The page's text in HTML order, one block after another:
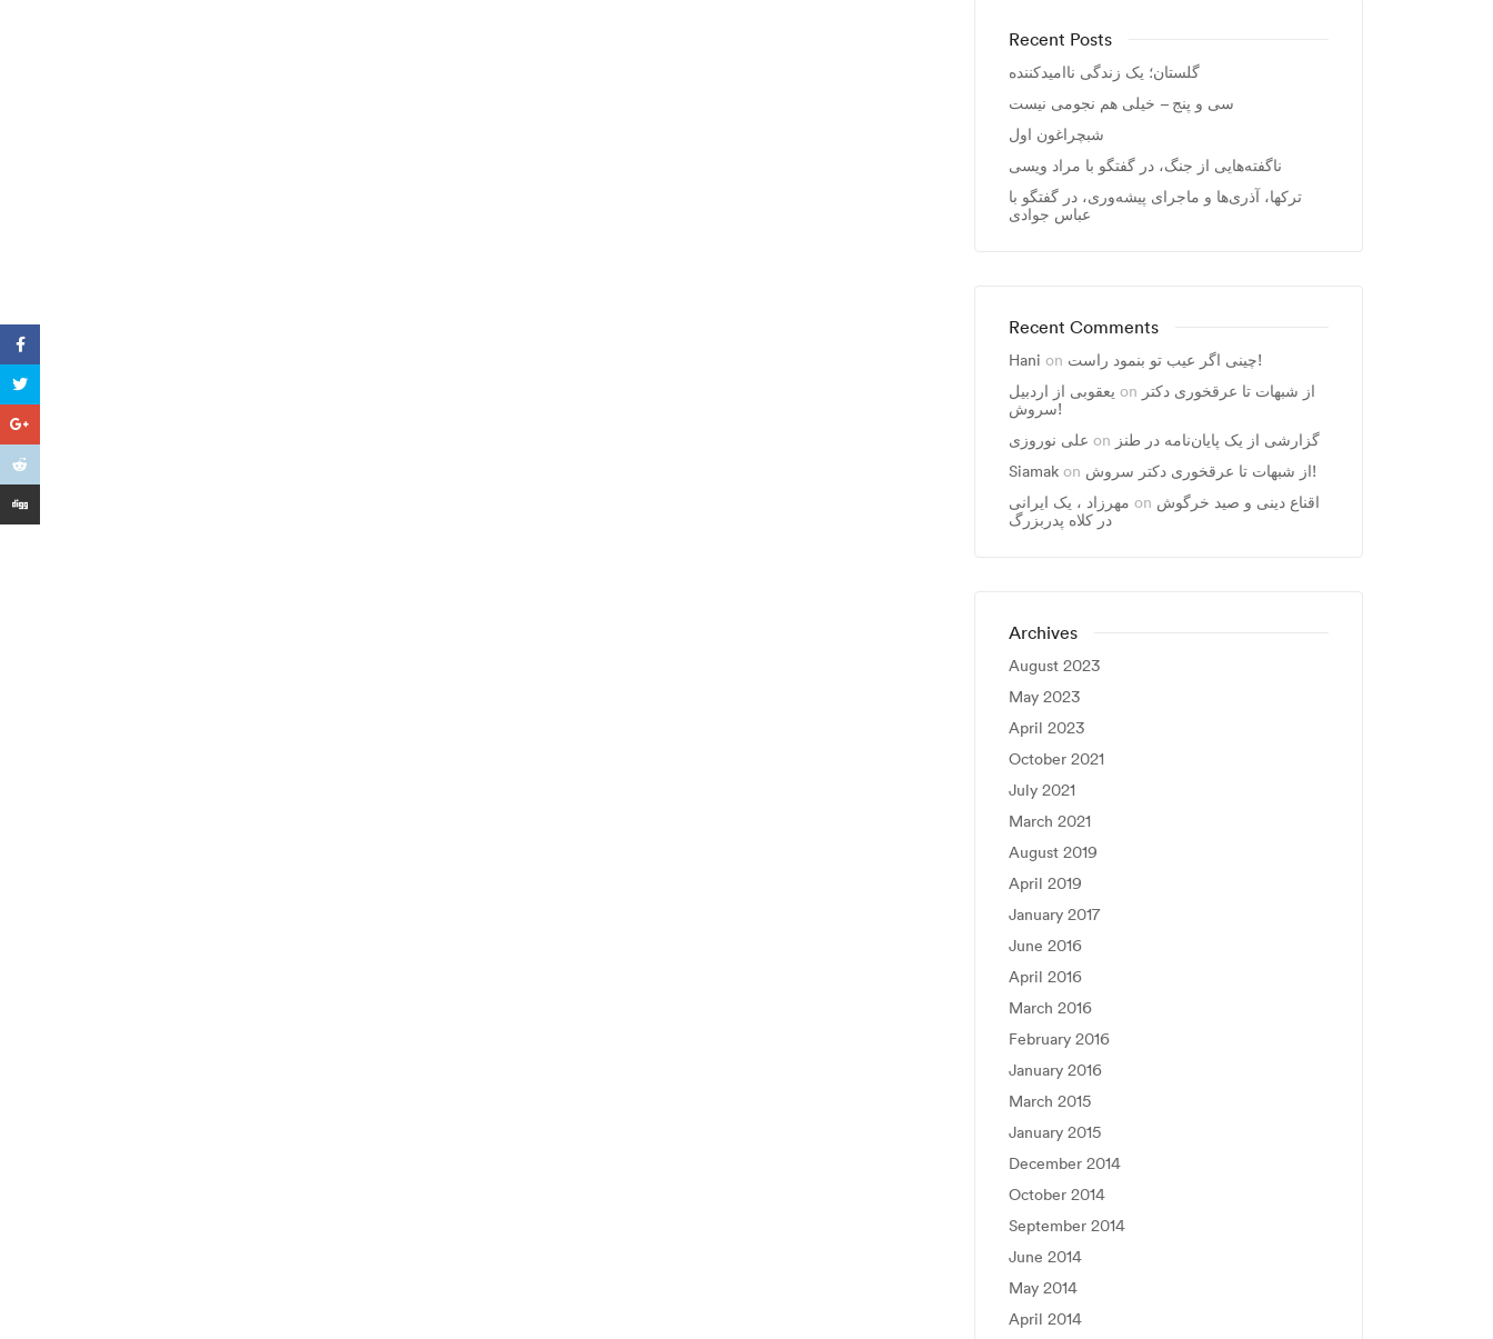
Recent Posts
گلستان؛ یک زندگی ناامیدکننده
سی و پنج – خیلی هم نجومی نیست
شبچراغون اول
ناگفته‌هایی از جنگ، در گفتگو با مراد ویسی
ترکها، آذری‌ها و ماجرای پیشه‌وری، در گفتگو با
عباس جوادی
Recent Comments
Hani on
چینی اگر عیب تو بنمود راست!
یعقوبی از اردبیل on از شبهات تا عرقخوری دکتر
سروش!
علی نوروزی on گزارشی از یک پایان‌نامه در طنز
Siamak on
از شبهات تا عرقخوری دکتر سروش!
مهرزاد ، يک ايرانی on اقناع دینی و صید خرگوش
در کلاه پدربزرگ
Archives
August 2023
May 2023
April 2023
October 2021
July 2021
March 2021
August 2019
April 2019
January 2017
June 2016
April 2016
March 2016
February 2016
January 2016
March 2015
January 2015
December 2014
October 2014
September 2014
June 2014
May 2014
April 2014